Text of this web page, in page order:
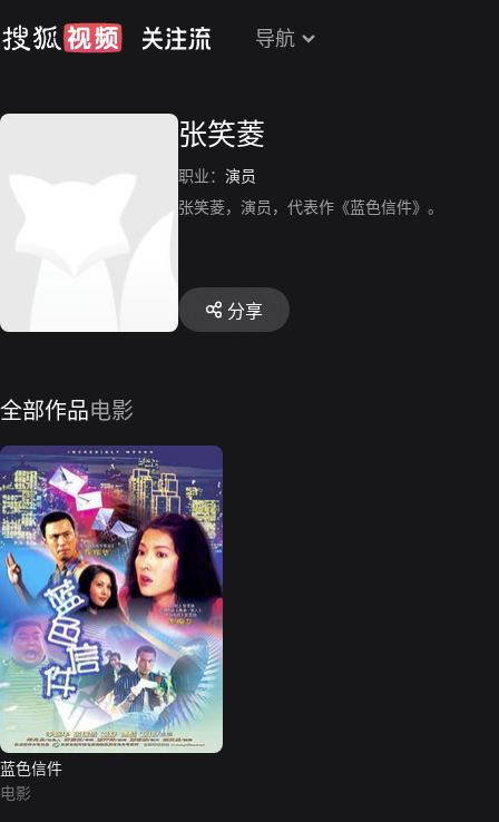
导航
张笑菱
职业： 演员
张笑菱，演员，代表作《蓝色信件》。
分享
全部作品电影
蓝色信件
电影